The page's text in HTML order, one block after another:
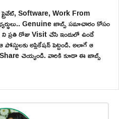
Software, Work From
Genuine జాబ్స్ సమాచారం కోసం
రోజు Visit చేసి ఇందులో ఉండే
అప్లికేషన్ పెట్టండి. అలాగే ఆ
చెయ్యండి. వారికి కూడా ఈ జాబ్స్